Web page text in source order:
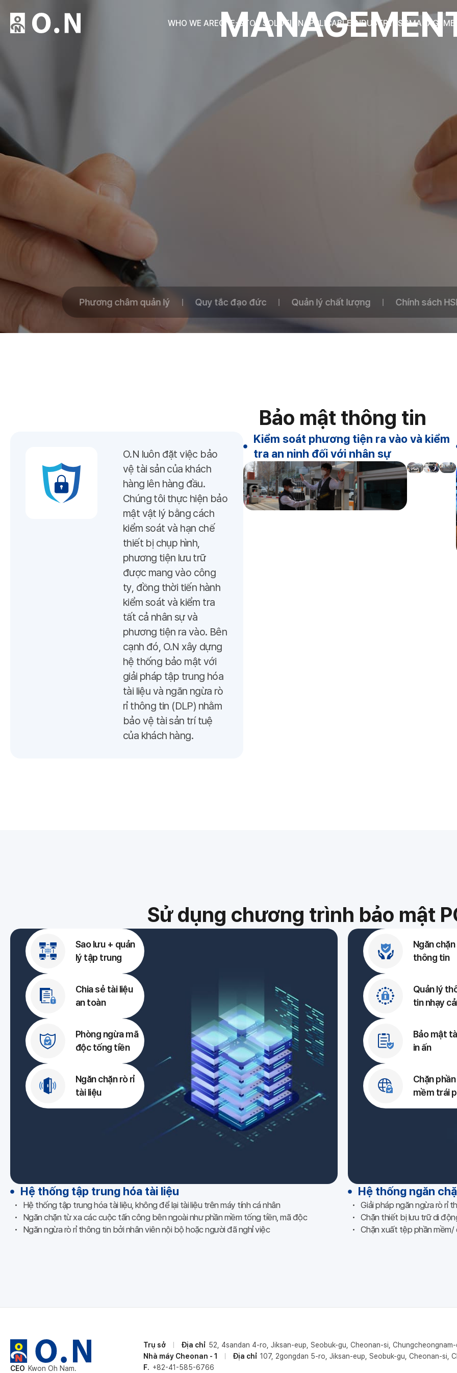
WHO WE AREONE-STOP SOLUTIONAPPLICABLE INDUSTRY ESG
Phương châm quản lý Quy tắc đạo đức Quản lý chất lượng Chính sách
Bảo mật thông tin
O.N luôn đặt việc bảo
vệ tài sản của khách
hàng lên hàng đầu.
Chúng tôi thực hiện bảo
mật vật lý bằng cách
kiểm soát và hạn chế
thiết bị chụp hình,
phương tiện lưu trữ
được mang vào công
ty, đồng thời tiến hành
kiểm soát và kiểm tra
tất cả nhân sự và
phương tiện ra vào. Bên
cạnh đó, O.N xây dựng
hệ thống bảo mật với
giải pháp tập trung hóa
tài liệu và ngăn ngừa rò
rỉ thông tin (DLP) nhằm
bảo vệ tài sản trí tuệ
của khách hàng.
Kiểm soát phương tiện ra vào và kiểm
tra an ninh đối với nhân sự
Sử dụng chương trình bảo mật
Sao lưu + quản
lý tập trung
Chia sẻ tài liệu
an toàn
Phòng ngừa mã
độc tống tiền
Ngăn chặn rò rỉ
tài liệu
Hệ thống tập trung hóa tài liệu
Hệ thống tập trung hóa tài liệu, không để lại tài liệu trên máy tính cá nhân
Ngăn chặn từ xa các cuộc tấn công bên ngoài như phần mềm tống tiền, mã độc
Ngăn ngừa rò rỉ thông tin bởi nhân viên nội bộ hoặc người đã nghỉ việc
Ngăn
thông tin
Quản lý
tin nhạy
Bảo mật
in ấn
Chặn phần
mềm trái
Hệ thống ngăn
Giải pháp ngăn ngừa rò rỉ
Chặn thiết bị lưu trữ di
Chặn xuất tệp phần
CEO Kwon Oh Nam.
Trụ sở Địa chỉ 52, 4sandan 4-ro, Jiksan-eup, Seobuk-gu, Cheonan-si,
Nhà máy Cheonan - 1
Địa chỉ 107, 2gongdan 5-ro, Jiksan-eup, Seobuk-gu, Cheonan-si,
F. +82-41-585-6766